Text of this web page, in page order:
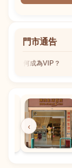
門市通告
如何成為VIP？
‹